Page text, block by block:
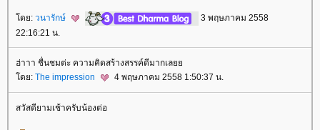
ดย: วนารักษ์
3 พฤษภาคม 2558
22:16:21 น.
ฮ่าาา ชื่นชมต่ะ ความคิดสร้างสรรค์ดีมากเล
ดย: The impression 4 พฤษภาคม 2558 1:50:37 น.
สวัสดียามเช้าครับน้องต่อ